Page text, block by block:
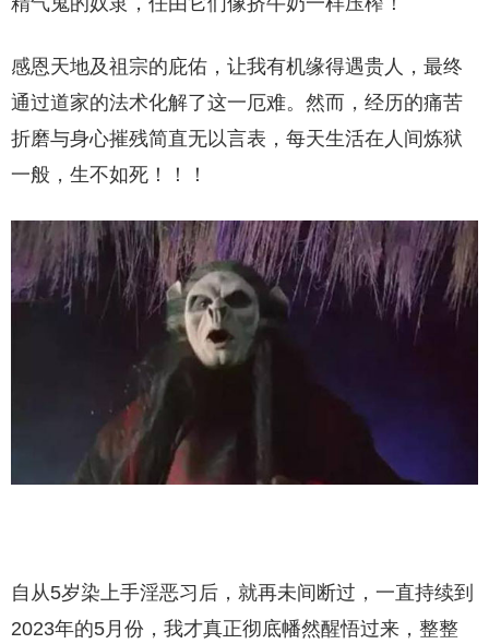
感恩天地及祖宗的庇佑，让我有机缘得遇贵人，最终
通过道家的法术化解了这一厄难。然而，经历的痛苦
折磨与身心摧残简直无以言表，每天生活在人间炼狱
一般，生不如死！！！
自从5岁染上手淫恶习后，就再未间断过，一直持续到
2023年的5月份，我才真正彻底幡然醒悟过来，整整